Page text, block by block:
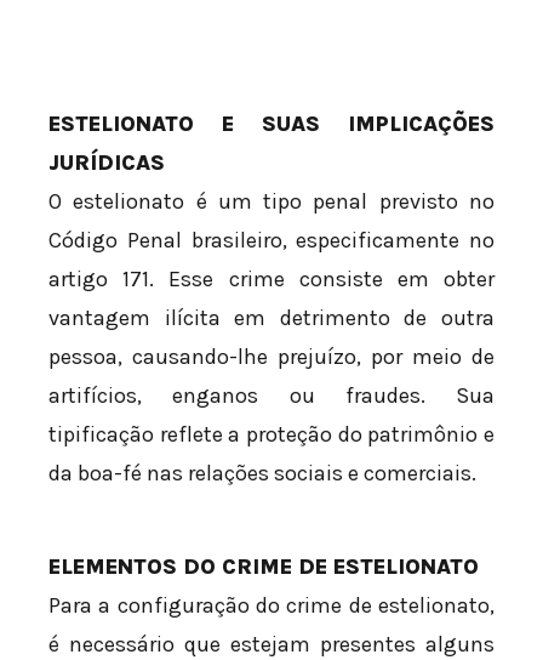
ESTELIONATO E SUAS IMPLICAÇÕES
JURÍDICAS
O estelionato é um tipo penal previsto no
Código Penal brasileiro, especificamente no
artigo 171. Esse crime consiste em obter
vantagem ilícita em detrimento de outra
pessoa, causando-lhe prejuízo, por meio de
artifícios, enganos ou fraudes. Sua
tipificação reflete a proteção do patrimônio e
da boa-fé nas relações sociais e comerciais.
ELEMENTOS DO CRIME DE ESTELIONATO
Para a configuração do crime de estelionato,
é necessário que estejam presentes alguns